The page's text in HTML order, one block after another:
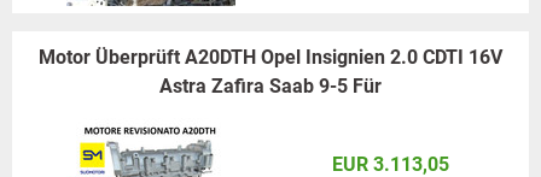
Motor Überprüft A20DTH Opel Insignien 2.0 CDTI 16V
Astra Zafira Saab 9-5 Für
EUR 3.113,05